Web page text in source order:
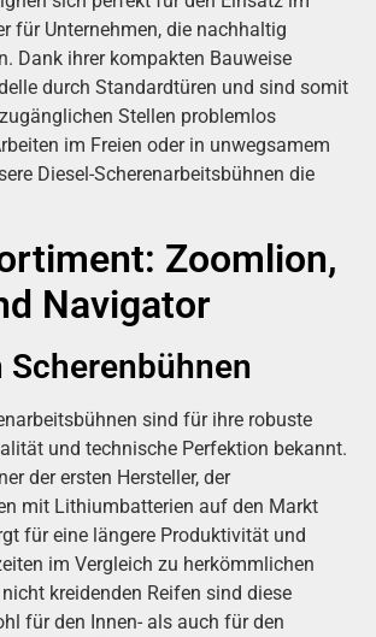
für Unternehmen, die nachhaltig
Dank ihrer kompakten Bauweise
durch Standardtüren und sind somit
Stellen problemlos
im Freien oder in unwegsamem
Diesel-Scherenarbeitsbühnen die
Zoomlion,
Navigator
sind für ihre robuste
und technische Perfektion bekannt.
der ersten Hersteller, der
mit Lithiumbatterien auf den Markt
für eine längere Produktivität und
im Vergleich zu herkömmlichen
kreidenden Reifen sind diese
für den Innen- als auch für den